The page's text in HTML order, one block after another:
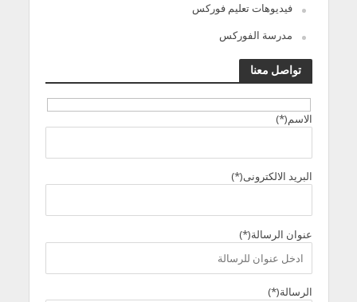
فيديوهات تعليم فوركس
مدرسة الفوركس
تواصل معنا
الاسم(*)
البريد الالكترونى(*)
عنوان الرسالة(*)
الرسالة(*)